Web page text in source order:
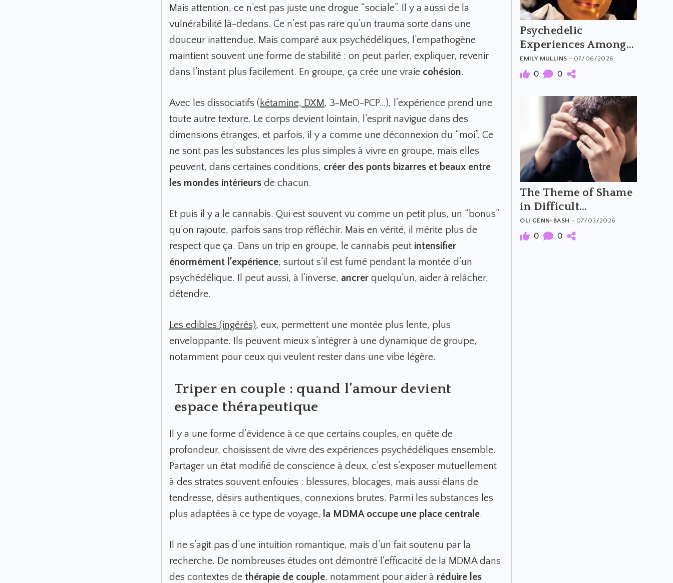
Mais attention, ce n’est pas juste une drogue “sociale”. Il y a aussi de la
vulnérabilité là-dedans. Ce n’est pas rare qu’un trauma sorte dans une
douceur inattendue. Mais comparé aux psychédéliques, l’empathogène
maintient souvent une forme de stabilité : on peut parler, expliquer, revenir
dans l’instant plus facilement. En groupe, ça crée une vraie cohésion.
Avec les dissociatifs ( kétamine, DXM, 3-MeO-PCP…), l’expérience prend une
toute autre texture. Le corps devient lointain, l’esprit navigue dans des
dimensions étranges, et parfois, il y a comme une déconnexion du “moi”. Ce
ne sont pas les substances les plus simples à vivre en groupe, mais elles
peuvent, dans certaines conditions, créer des ponts bizarres et beaux entre
les mondes intérieursde chacun.
Et puis il y a le cannabis. Qui est souvent vu comme un petit plus, un “bonus”
qu’on rajoute, parfois sans trop réfléchir. Mais en vérité, il mérite plus de
respect que ça. Dans un trip en groupe, le cannabis peut intensifier
énormément l’expérience, surtout s’il est fumé pendant la montée d’un
psychédélique. Il peut aussi, à l’inverse, ancrerquelqu’un, aider à relâcher,
détendre.
Les edibles (ingérés), eux, permettent une montée plus lente, plus
enveloppante. Ils peuvent mieux s’intégrer à une dynamique de groupe,
notamment pour ceux qui veulent rester dans une vibe légère.
Triper en couple : quand l’amour devient
espace thérapeutique
Il y a une forme d’évidence à ce que certains couples, en quête de
profondeur, choisissent de vivre des expériences psychédéliques ensemble.
Partager un état modifié de conscience à deux, c’est s’exposer mutuellement
à des strates souvent enfouies : blessures, blocages, mais aussi élans de
tendresse, désirs authentiques, connexions brutes. Parmi les substances les
plus adaptées à ce type de voyage, la MDMA occupe une place centrale.
Il ne s’agit pas d’une intuition romantique, mais d’un fait soutenu par la
recherche. De nombreuses études ont démontré l'efficacité de la MDMA dans
des contextes de thérapie de couple, notamment pour aider à réduire les
Psychedelic
Experiences Among
People with
Aphantasia
EMILY MULLINS - 07/06/2026
0 0
The Theme of Shame
in Difficult
Psychedelic
Experiences: When
OLI GENN-BASH - 07/03/2026
0 0